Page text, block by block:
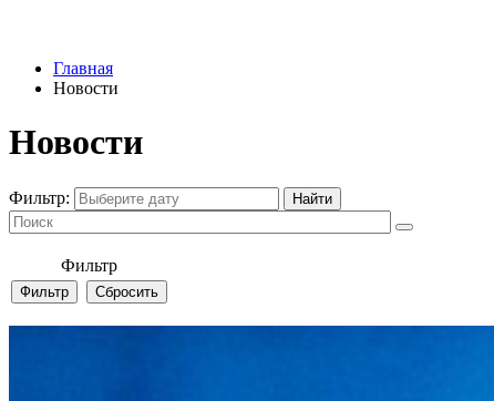
Главная
Новости
Новости
Фильтр:
Фильтр